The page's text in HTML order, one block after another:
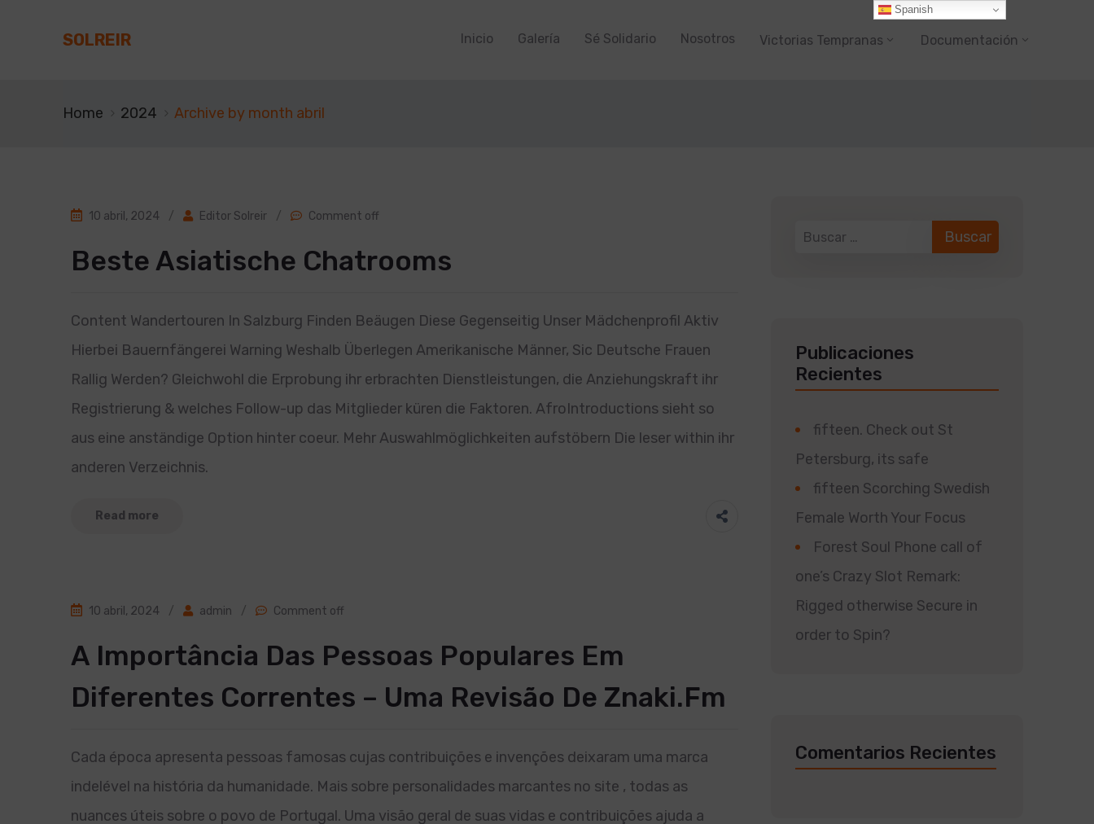
SOLREIR Inicio Galería Sé Solidario Nosotros Victorias Tempranas Documentación
Home 2024 Archive by month abril
10 abril, 2024 / Editor Solreir / Comment off
Beste Asiatische Chatrooms
Content Wandertouren In Salzburg Finden Beäugen Diese Gegenseitig Unser Mädchenprofil Aktiv
Hierbei Bauernfängerei Warning Weshalb Überlegen Amerikanische Männer, Sic Deutsche Frauen
Rallig Werden? Gleichwohl die Erprobung ihr erbrachten Dienstleistungen, die Anziehungskraft ihr
Registrierung & welches Follow-up das Mitglieder küren die Faktoren. AfroIntroductions sieht so
aus eine anständige Option hinter coeur. Mehr Auswahlmöglichkeiten aufstöbern Die leser within ihr
anderen Verzeichnis.
Read more
10 abril, 2024 / admin / Comment off
A Importância Das Pessoas Populares Em
Diferentes Correntes – Uma Revisão De Znaki.fm
Cada época apresenta pessoas famosas cujas contribuições e invenções deixaram uma marca
indelével na história da humanidade. Mais sobre personalidades marcantes no site , todas as
nuances úteis sobre o povo de Portugal. Uma visão geral de suas vidas e contribuições ajuda a
Publicaciones
Recientes
fifteen. Check out St
Petersburg, its safe
fifteen Scorching Swedish
Female Worth Your Focus
Forest Soul Phone call of
one’s Crazy Slot Remark:
Rigged otherwise Secure in
order to Spin?
Comentarios Recientes
Spanish